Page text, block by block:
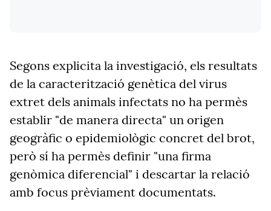
Segons explicita la investigació, els resultats
de la caracterització genètica del virus
extret dels animals infectats no ha permès
establir "de manera directa" un origen
geogràfic o epidemiològic concret del brot,
però sí ha permès definir "una firma
genòmica diferencial" i descartar la relació
amb focus prèviament documentats.